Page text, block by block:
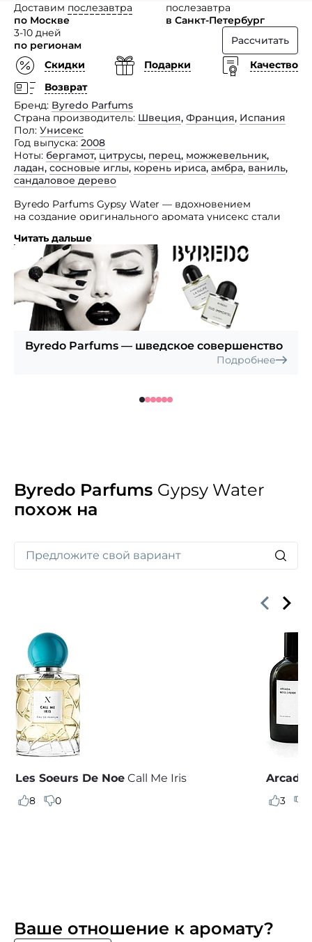
Доставим послезавтра
по Москве
послезавтра
в Санкт-Петербург
3-10 дней
по регионам
Рассчитать
Скидки
Подарки
Качество
Возврат
Бренд Byredo Parfums
Страна производитель Швеция, Франция, Испания
Пол Унисекс
Год выпуска 2008
Ноты бергамот, цитрусы, перец, можжевельник,
ладан, сосновые иглы, корень ириса, амбра, ваниль,
сандаловое дерево
Byredo Parfums Gypsy Water — вдохновением
на создание оригинального аромата унисекс стали
Парфюм обладает характерным ароматом свободы,
загадки и раскрепощенности. Эклектичный аромат
проникнут духом свободы жизни цыган. Только
натуральные, сбалансированные природные
составляющие входят в парфюм. Можжевельник,
лимон, бергамот, перец — верхние нотки аромата.
Сердечные аккорды представлены ароматом ладана,
сосновых иголок, ириса. Ваниль, амбра, сандал —
базовые нотки.
Читать дальше
Byredo Parfums — шведское совершенство
Подробнее
Byredo Parfums Gypsy Water
похож на
Les Soeurs De Noe Call Me Iris
8 0
Arcadia
3
Ваше отношение к аромату?